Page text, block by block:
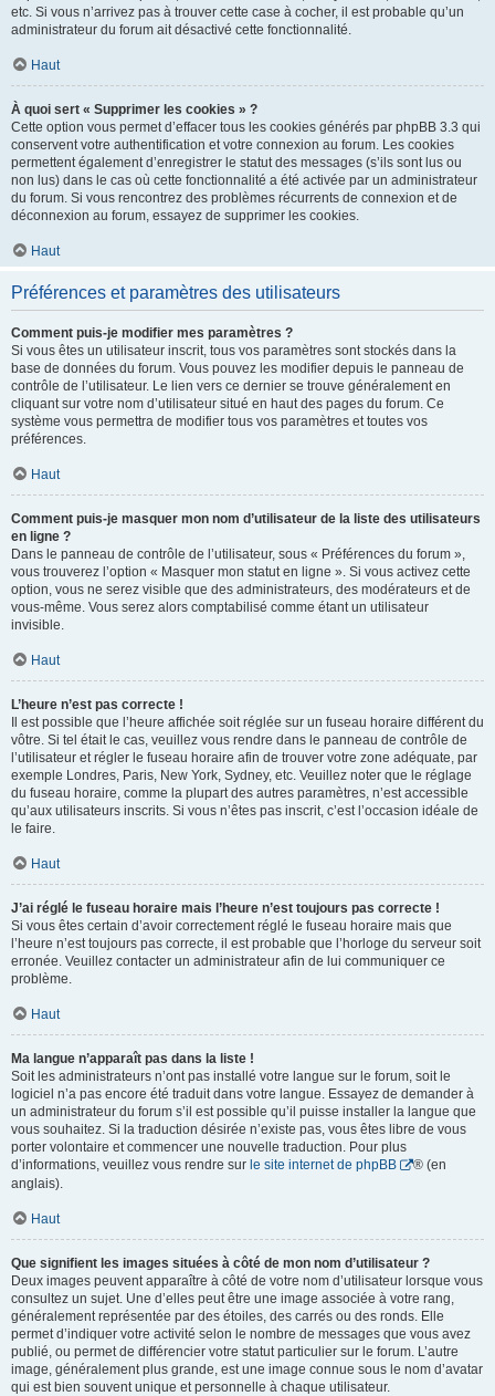
etc. Si vous n’arrivez pas à trouver cette case à cocher, il est probable qu’un
administrateur du forum ait désactivé cette fonctionnalité.
Haut
À quoi sert « Supprimer les cookies » ?
Cette option vous permet d’effacer tous les cookies générés par phpBB 3.3 qui
conservent votre authentification et votre connexion au forum. Les cookies
permettent également d’enregistrer le statut des messages (s’ils sont lus ou
non lus) dans le cas où cette fonctionnalité a été activée par un administrateur
du forum. Si vous rencontrez des problèmes récurrents de connexion et de
déconnexion au forum, essayez de supprimer les cookies.
Haut
Préférences et paramètres des utilisateurs
Comment puis-je modifier mes paramètres ?
Si vous êtes un utilisateur inscrit, tous vos paramètres sont stockés dans la
base de données du forum. Vous pouvez les modifier depuis le panneau de
contrôle de l’utilisateur. Le lien vers ce dernier se trouve généralement en
cliquant sur votre nom d’utilisateur situé en haut des pages du forum. Ce
système vous permettra de modifier tous vos paramètres et toutes vos
préférences.
Haut
Comment puis-je masquer mon nom d’utilisateur de la liste des utilisateurs
en ligne ?
Dans le panneau de contrôle de l’utilisateur, sous « Préférences du forum »,
vous trouverez l’option « Masquer mon statut en ligne ». Si vous activez cette
option, vous ne serez visible que des administrateurs, des modérateurs et de
vous-même. Vous serez alors comptabilisé comme étant un utilisateur
invisible.
Haut
L’heure n’est pas correcte !
Il est possible que l’heure affichée soit réglée sur un fuseau horaire différent du
vôtre. Si tel était le cas, veuillez vous rendre dans le panneau de contrôle de
l’utilisateur et régler le fuseau horaire afin de trouver votre zone adéquate, par
exemple Londres, Paris, New York, Sydney, etc. Veuillez noter que le réglage
du fuseau horaire, comme la plupart des autres paramètres, n’est accessible
qu’aux utilisateurs inscrits. Si vous n’êtes pas inscrit, c’est l’occasion idéale de
le faire.
Haut
J’ai réglé le fuseau horaire mais l’heure n’est toujours pas correcte !
Si vous êtes certain d’avoir correctement réglé le fuseau horaire mais que
l’heure n’est toujours pas correcte, il est probable que l’horloge du serveur soit
erronée. Veuillez contacter un administrateur afin de lui communiquer ce
problème.
Haut
Ma langue n’apparaît pas dans la liste !
Soit les administrateurs n’ont pas installé votre langue sur le forum, soit le
logiciel n’a pas encore été traduit dans votre langue. Essayez de demander à
un administrateur du forum s’il est possible qu’il puisse installer la langue que
vous souhaitez. Si la traduction désirée n’existe pas, vous êtes libre de vous
porter volontaire et commencer une nouvelle traduction. Pour plus
d’informations, veuillez vous rendre sur le site internet de phpBB
® (en
anglais).
Haut
Que signifient les images situées à côté de mon nom d’utilisateur ?
Deux images peuvent apparaître à côté de votre nom d’utilisateur lorsque vous
consultez un sujet. Une d’elles peut être une image associée à votre rang,
généralement représentée par des étoiles, des carrés ou des ronds. Elle
permet d’indiquer votre activité selon le nombre de messages que vous avez
publié, ou permet de différencier votre statut particulier sur le forum. L’autre
image, généralement plus grande, est une image connue sous le nom d’avatar
qui est bien souvent unique et personnelle à chaque utilisateur.